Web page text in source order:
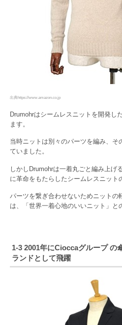
出典https://www.amazon.co.jp
Drumohrはシームレスニットを開発し
ます。
当時ニットは別々のパーツを編み、そ
ていました。
しかしDrumohrは一着丸ごと編み上げ
に革命をもたらしたシームレスニット
パーツを繋ぎ合わせないためニットの
は、「世界一着心地のいいニット」と
1-3 2001年にCioccaグループ の
ランドとして飛躍